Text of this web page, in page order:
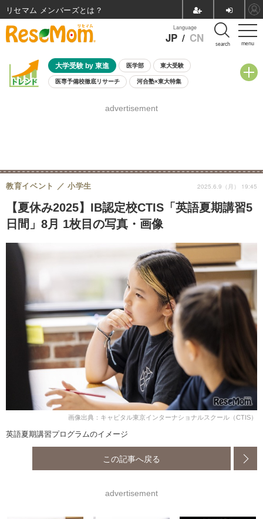
menu
Language
JP / CN search
大学受験 by 東進 医学部 東大受験
医専予備校徹底リサーチ 河合塾×東大特集
8月開催学校説明会・相談会
advertisement
【夏休み2025】IB認定校CTIS「英語夏期講習5
日間」8月 1枚目の写真・画像
教育イベント 小学生 2025.6.9（月） 19:45
画像出典：キャピタル東京インターナショナルスクール（CTIS）
英語夏期講習プログラムのイメージ
この記事へ戻る
advertisement
リセマム メンバーズ